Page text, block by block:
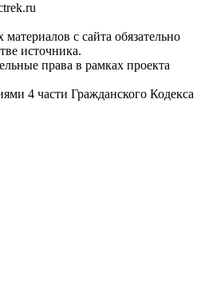
с сайта обязательно
источника.
права в рамках проекта
4 части Гражданского Кодекса